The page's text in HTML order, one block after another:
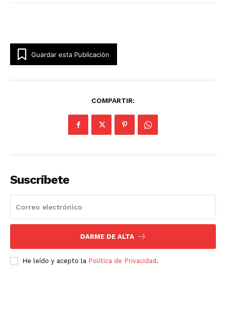
Luces
Guardar esta Publicación
COMPARTIR:
Suscríbete
DARME DE ALTA
He leído y acepto la Política de Privacidad .